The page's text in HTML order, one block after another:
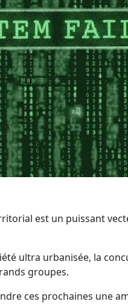
est un puissant
ultra urbanisée, la
groupes.
ces prochaines une